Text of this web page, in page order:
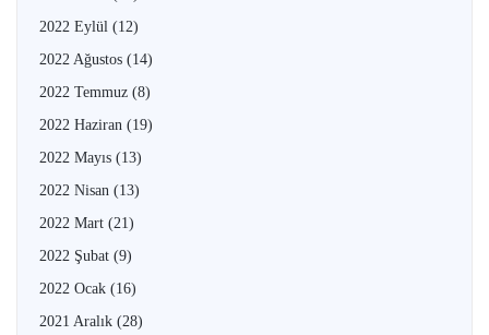
2022 Eylül (12)
2022 Ağustos (14)
2022 Temmuz (8)
2022 Haziran (19)
2022 Mayıs (13)
2022 Nisan (13)
2022 Mart (21)
2022 Şubat (9)
2022 Ocak (16)
2021 Aralık (28)